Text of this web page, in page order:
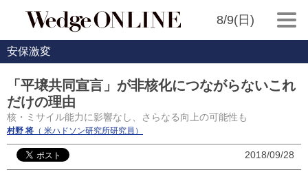
8/9(日)
安保激変
「平壌共同宣言」が非核化につながらないこれ
だけの理由
核・ミサイル能力に影響なし、さらなる向上の可能性も
村野 将 （ 米ハドソン研究所研究員）
2018/09/28